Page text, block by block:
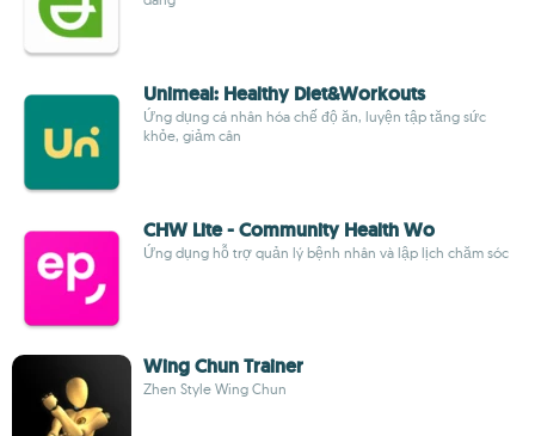
Unimeal: Healthy Diet&Workouts
Ứng dụng cá nhân hóa chế độ ăn, luyện tập tăng sức
khỏe, giảm cân
CHW Lite - Community Health Wo
Ứng dụng hỗ trợ quản lý bệnh nhân và lập lịch chăm sóc
Wing Chun Trainer
Zhen Style Wing Chun